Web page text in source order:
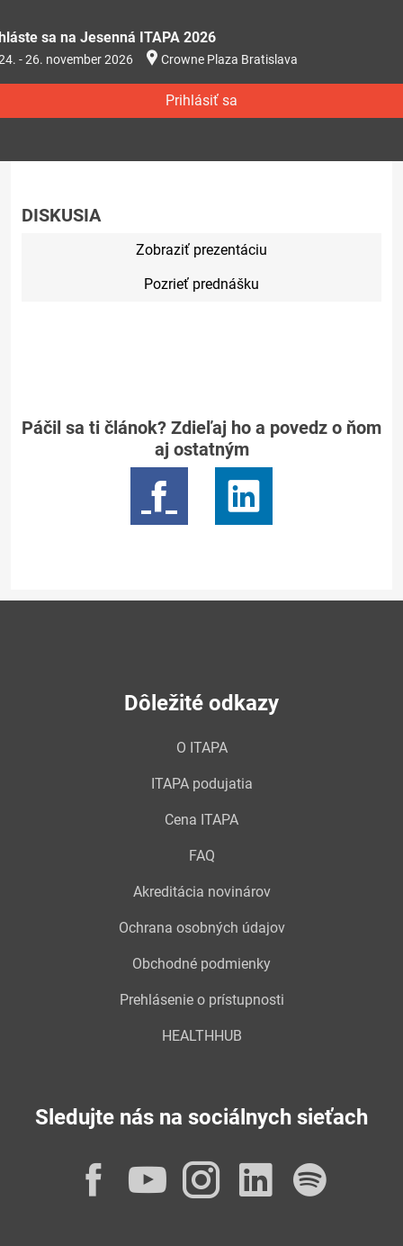
sa na Jesenná ITAPA 2026
- 26. november 2026 Crowne Plaza Bratislava
Prihlásiť sa
DISKUSIA
Zobraziť prezentáciu
Pozrieť prednášku
Páčil sa ti článok? Zdieľaj ho a povedz o ňom
aj ostatným
Dôležité odkazy
O ITAPA
ITAPA podujatia
Cena ITAPA
FAQ
Akreditácia novinárov
Ochrana osobných údajov
Obchodné podmienky
Prehlásenie o prístupnosti
HEALTHHUB
Sledujte nás na sociálnych sieťach
Facebook
YouTube
Instagram